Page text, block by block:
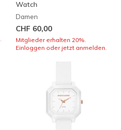
Watch
Damen
CHF 60,00
Mitglieder erhalten 20%.
Einloggen oder jetzt anmelden.